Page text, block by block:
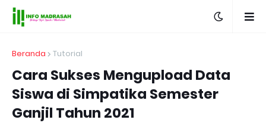
Beranda Tutorial
Cara Sukses Mengupload Data
Siswa di Simpatika Semester
Ganjil Tahun 2021